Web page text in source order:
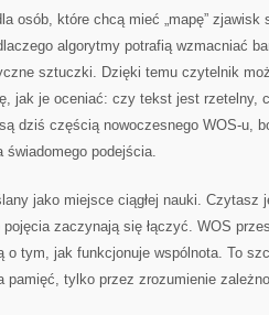
osób, które chcą mieć „mapę” zjawisk
algorytmy potrafią wzmacniać
sztuczki. Dzięki temu czytelnik
jak je oceniać: czy tekst jest rzetelny,
dziś częścią nowoczesnego WOS-u,
świadomego podejścia.
jako miejsce ciągłej nauki. Czytasz
zaczynają się łączyć. WOS
o tym, jak funkcjonuje wspólnota. To
tylko przez zrozumienie